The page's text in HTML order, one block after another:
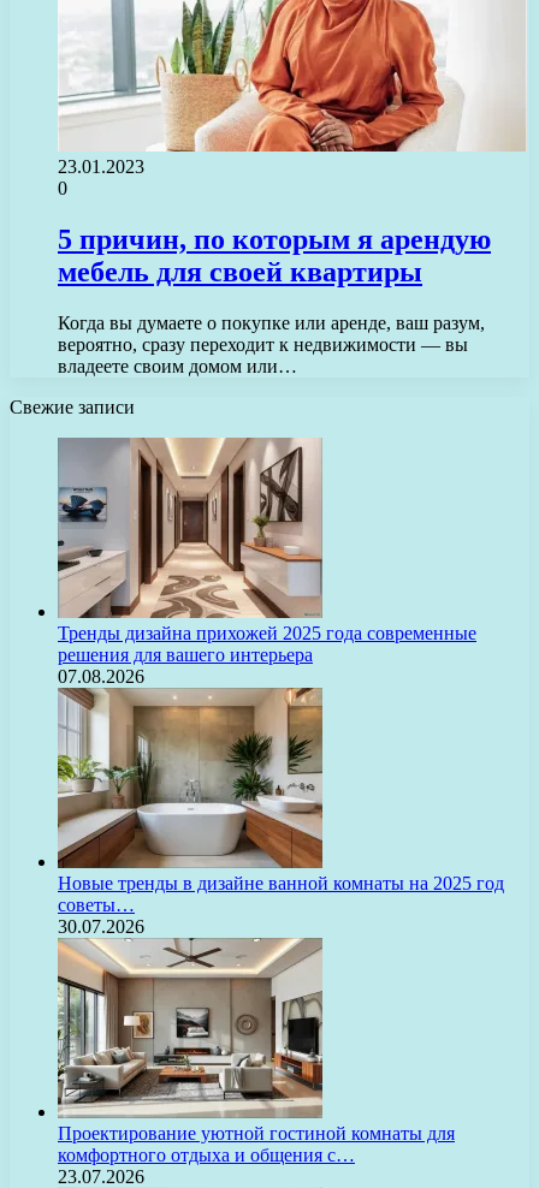
23.01.2023
0
5 причин, по которым я арендую
мебель для своей квартиры
Когда вы думаете о покупке или аренде, ваш разум,
вероятно, сразу переходит к недвижимости — вы
владеете своим домом или…
Свежие записи
Тренды дизайна прихожей 2025 года современные
решения для вашего интерьера
07.08.2026
Новые тренды в дизайне ванной комнаты на 2025 год
советы…
30.07.2026
Проектирование уютной гостиной комнаты для
комфортного отдыха и общения с…
23.07.2026